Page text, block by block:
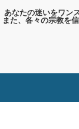
なたの迷いをワン
た、各々の宗教を